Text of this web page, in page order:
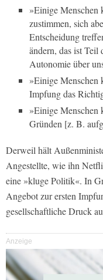
»Einige Menschen
zustimmen, sich
Entscheidung
ändern, das ist Teil
Autonomie über
»Einige Menschen
Impfung das
»Einige Menschen
Gründen [z. B.
Derweil hält
Angestellte, wie ihn
eine »kluge Politik«. In
Angebot zur ersten
gesellschaftliche Druck
Anzeige